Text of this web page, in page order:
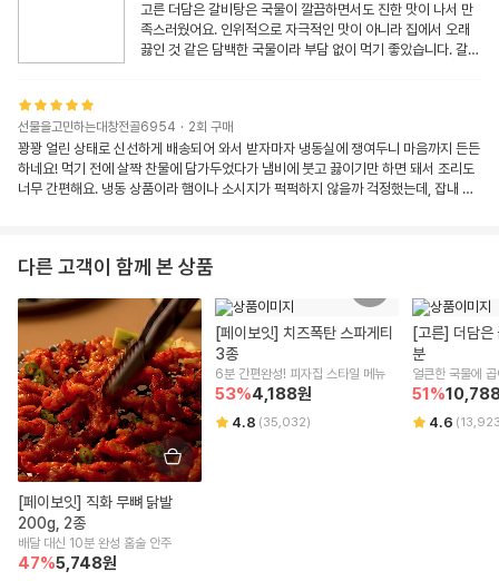
저는 집에 있던 스팸, 두부, 만두를 추가해서 끓였는데 정말 최
고의 선택이었습니다. 스팸이 국물의 풍미를 더 살려주고, 두부
는 국물을 듬뿍 머금어 부드러운 식감을 더해줬으며, 만두까지
수 있다는 점이 가장 큰 장점인 것 같습니다. 바쁜 날이나 캠핑,
주말 가족 식사 메뉴로도 강력 추천합니다.
맛, 구성, 편리함까지 모두 만족스러웠고, 다음에는 여러 개 주
문해서 냉동실에 쟁여두려고 합니다. 앞으로도 꾸준히 재구매
고른 더담은 갈비탕은 국물이 깔끔하면서도 진한 맛이 나서 만
족스러웠어요. 인위적으로 자극적인 맛이 아니라 집에서 오래
끓인 것 같은 담백한 국물이라 부담 없이 먹기 좋았습니다. 갈비
재구매 의사 있습니다.
선물을고민하는대창전골6954 · 2회 구매
꽝꽝 얼린 상태로 신선하게 배송되어 와서 받자마자 냉동실에 쟁여두니 마음까지 든든
하네요! 먹기 전에 살짝 찬물에 담가두었다가 냄비에 붓고 끓이기만 하면 돼서 조리도
너무 간편해요. 냉동 상품이라 햄이나 소시지가 퍽퍽하지 않을까 걱정했는데, 잡내 하
다른 고객이 함께 본 상품
[페이보잇] 직화 무뼈 닭발
200g, 2종
배달 대신 10분 완성 홈술 안주
47%5,748원
[페이보잇] 치즈폭탄 스파게티
3종
6분 간편완성! 피자집 스타일 메뉴
53%4,188원
4.8 (35,032)
[고른] 더담
분
얼큰한 국물에
우거지가 가득!
51%
4.6 (